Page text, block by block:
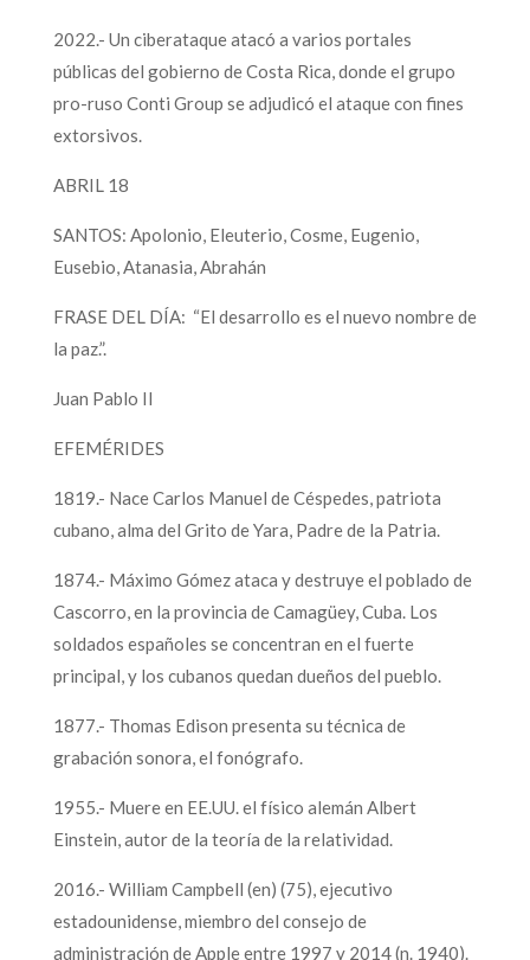
2022.- Un ciberataque atacó a varios portales
públicas del gobierno de Costa Rica, donde el grupo
pro-ruso Conti Group se adjudicó el ataque con fines
extorsivos.
ABRIL 18
SANTOS: Apolonio, Eleuterio, Cosme, Eugenio,
Eusebio, Atanasia, Abrahán
FRASE DEL DÍA: “El desarrollo es el nuevo nombre de
la paz.”.
Juan Pablo II
EFEMÉRIDES
1819.- Nace Carlos Manuel de Céspedes, patriota
cubano, alma del Grito de Yara, Padre de la Patria.
1874.- Máximo Gómez ataca y destruye el poblado de
Cascorro, en la provincia de Camagüey, Cuba. Los
soldados españoles se concentran en el fuerte
principal, y los cubanos quedan dueños del pueblo.
1877.- Thomas Edison presenta su técnica de
grabación sonora, el fonógrafo.
1955.- Muere en EE.UU. el físico alemán Albert
Einstein, autor de la teoría de la relatividad.
2016.- William Campbell (en) (75), ejecutivo
estadounidense, miembro del consejo de
administración de Apple entre 1997 y 2014 (n. 1940).